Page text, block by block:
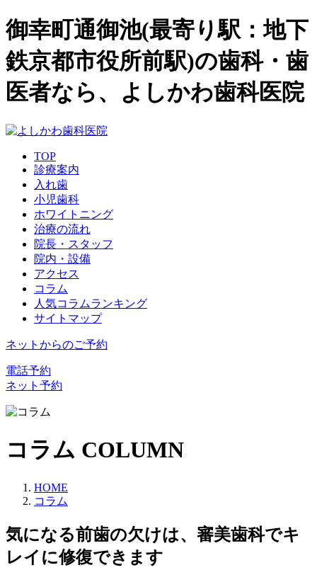
御幸町通御池(最寄り駅：地下
鉄京都市役所前駅)の歯科・歯
医者なら、よしかわ歯科医院
TOP
診療案内
入れ歯
小児歯科
ホワイトニング
治療の流れ
院長・スタッフ
院内・設備
アクセス
コラム
人気コラムランキング
サイトマップ
ネットからのご予約
電話予約
ネット予約
コラム COLUMN
HOME
コラム
気になる前歯の欠けは、審美歯科でキ
レイに修復できます